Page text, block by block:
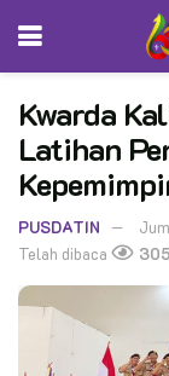
Kwarda
Latihan
PUSDATIN
Telah dibaca